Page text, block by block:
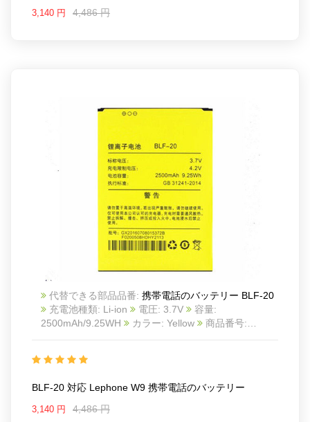
3,140 円 4,486 円
代替できる部品品番: 携帯電話のバッテリー BLF-20
充電池種類: Li-ion
電圧: 3.7V
2500mAh/9.25WH
カラー: Yellow
商品番号:
Charge limit voltage:4.2V
BLF-20 対応 Lephone W9 携帯電話のバッテリー
3,140 円 4,486 円